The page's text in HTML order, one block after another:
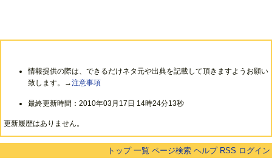
情報提供の際は、できるだけネタ元や出典を記載して頂きますようお願い
致します。→注意事項
最終更新時間：2010年03月17日 14時24分13秒
更新履歴はありません。
トップ 一覧 ページ検索 ヘルプ RSS ログイン